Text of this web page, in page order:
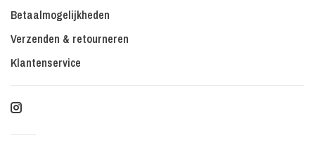
Betaalmogelijkheden
Verzenden & retourneren
Klantenservice